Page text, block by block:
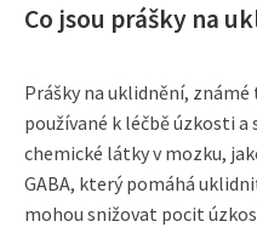
Co jsou prášky na
Prášky na uklidnění,
používané k léčbě úzkosti
chemické látky v mozku,
GABA, který pomáhá
mohou snižovat pocit